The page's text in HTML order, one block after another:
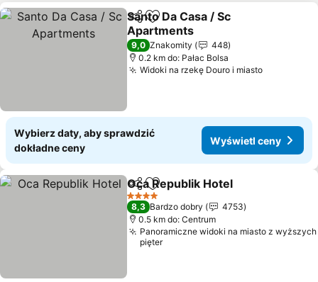
UdostępnijDodaj do ulubionych
Santo Da Casa / Sc
Apartments
9,0 Znakomity
448
0.2 km do: Pałac Bolsa
Widoki na rzekę Douro i miasto
Wybierz daty, aby sprawdzić
dokładne ceny
Wyświetl ceny
Udostępnij
Dodaj do ulubionych
Oca Republik Hotel
4 Kategoria
8,3 Bardzo dobry
4753
0.5 km do: Centrum
Panoramiczne widoki na miasto z wyższych
pięter